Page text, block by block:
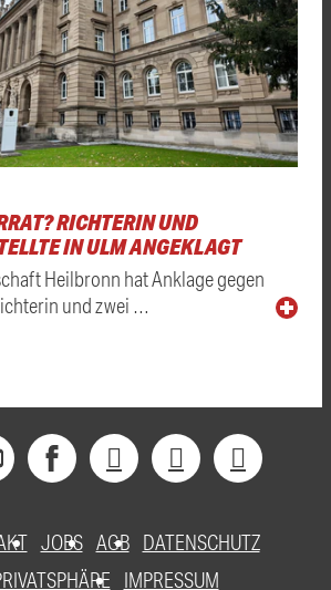
RICHTERIN UND
IN ULM ANGEKLAGT
Heilbronn hat Anklage gegen
und zwei …
JOBS AGB DATENSCHUTZ
IMPRESSUM